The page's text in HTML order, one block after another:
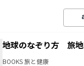
地球のなぞり方 旅
BOOKS 旅と健康